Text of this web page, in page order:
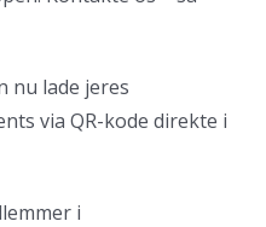
nu lade jeres
via QR-kode direkte i
i